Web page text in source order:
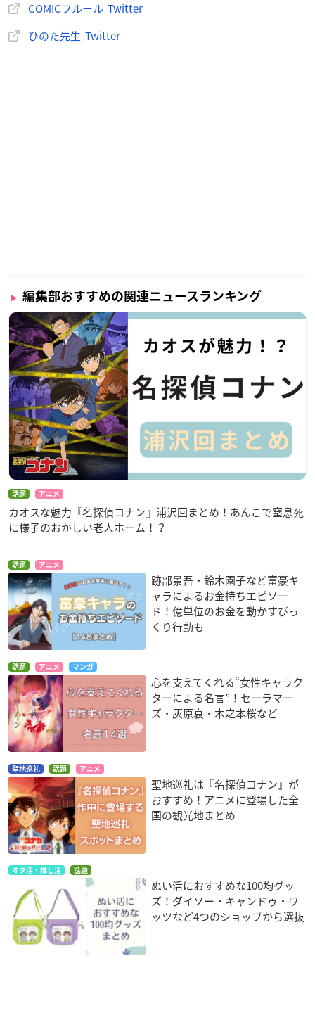
両面カード（イラスト（※カバー表4イラスト使用）＋マンガ
「四季部と大判焼き」）
●すべての電子書籍
カバーイラスト解説+イラスト（※カバーイラスト（ロゴ無しv
er））
●コミックシーモア
COMICフルール Twitter
ひのた先生 Twitter
編集部おすすめの関連ニュースランキング
話題 アニメ
カオスな魅力『名探偵コナン』浦沢回まとめ！あんこで窒息死
に様子のおかしい老人ホーム！？
話題 アニメ
跡部景吾・鈴木園子など富豪キ
ャラによるお金持ちエピソー
ド！億単位のお金を動かすびっ
くり行動も
話題 アニメ マンガ
心を支えてくれる“女性キャラク
ターによる名言”！セーラマー
ズ・灰原哀・木之本桜など
聖地巡礼 話題 アニメ
聖地巡礼は『名探偵コナン』が
おすすめ！アニメに登場した全
国の観光地まとめ
オタ活・推し活 話題
ぬい活におすすめな100均グッ
ズ！ダイソー・キャンドゥ・ワ
ッツなど4つのショップから選抜